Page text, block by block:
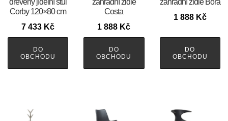
dřevěný jídelní stůl
Corby 120×80 cm
7 433 Kč
DO
OBCHODU
zahradní židle
Costa
1 888 Kč
DO
OBCHODU
zahradní židle Bora
1 888 Kč
DO
OBCHODU